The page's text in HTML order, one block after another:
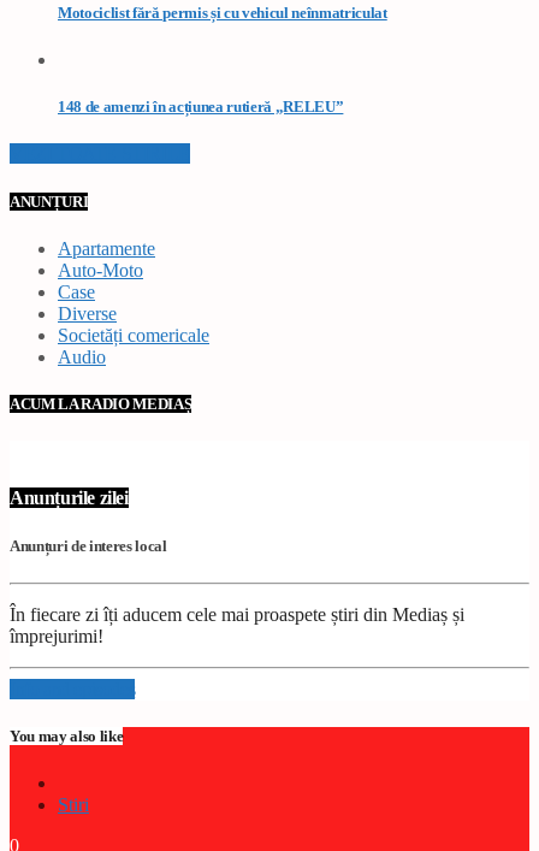
Motociclist fără permis și cu vehicul neînmatriculat
148 de amenzi în acțiunea rutieră „RELEU”
ANUNȚURI
Apartamente
Auto-Moto
Case
Diverse
Societăți comericale
Audio
ACUM LA RADIO MEDIAȘ
Anunțurile zilei
Anunțuri de interes local
În fiecare zi îți aducem cele mai proaspete știri din Mediaș și
împrejurimi!
Info and episodes
You may also like
Stiri
0